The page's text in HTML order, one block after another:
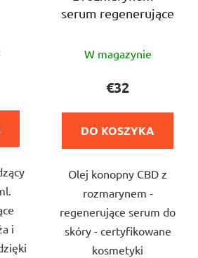
i
serum regenerujące
ocena
produktu
na
gwiazdek.
W magazynie
€32
DO KOSZYKA
Olej konopny CBD z
rozmarynem -
regenerujące serum do
skóry - certyfikowane
kosmetyki